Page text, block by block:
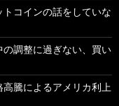
コインの話をしていな
調整に過ぎない、買い
騰によるアメリカ利上